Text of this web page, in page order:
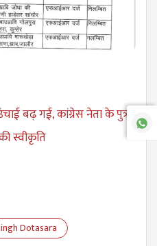
बढ़ गई, कांग्रेस नेता के पुत्र
स्वीकृति
Dotasara